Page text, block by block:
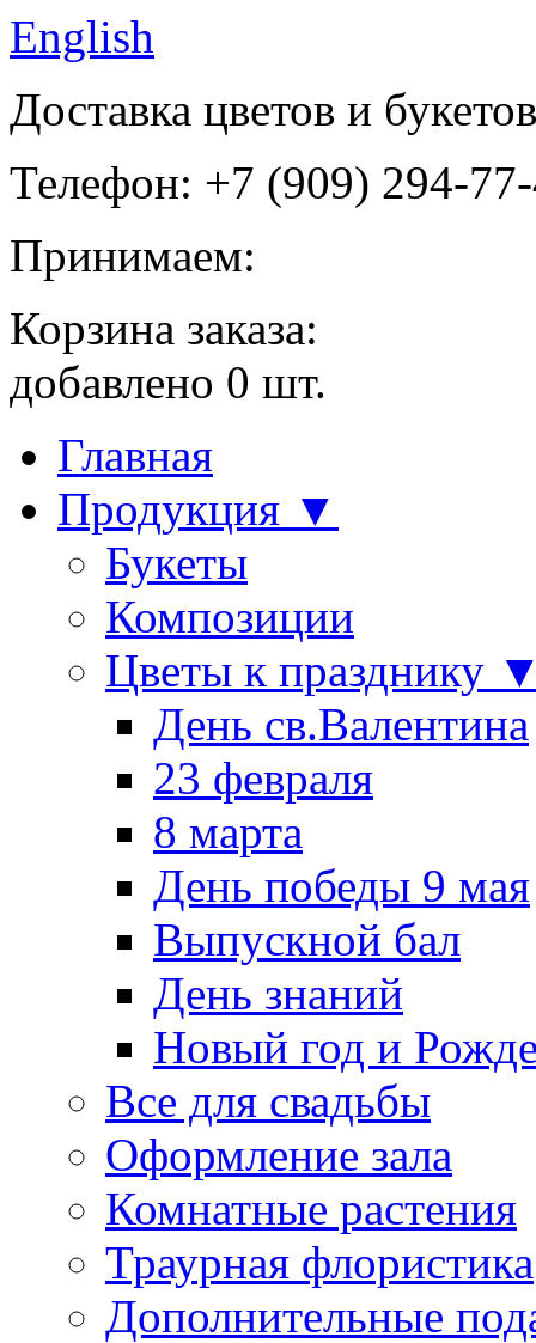
English
Доставка цветов и
Телефон: +7 (909) 294-
Принимаем:
Корзина заказа:
добавлено 0 шт.
Главная
Продукция ▼
Букеты
Композиции
Цветы к празднику
День св.Валентина
23 февраля
8 марта
День победы 9 мая
Выпускной бал
День знаний
Новый год и
Все для свадьбы
Оформление зала
Комнатные растения
Траурная флористика
Дополнительные